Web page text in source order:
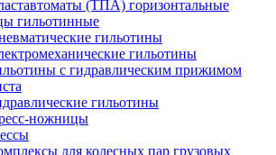
(ТПА) горизонтальные
гильотинные
гильотины
гильотины
с гидравлическим прижимом
гильотины
ножницы
для колесных пар грузовых